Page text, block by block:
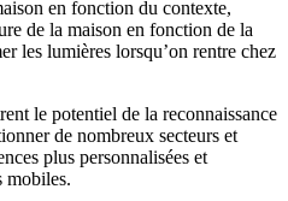
en fonction du contexte,
de la maison en fonction de la
les lumières lorsqu’on rentre chez
le potentiel de la reconnaissance
de nombreux secteurs et
plus personnalisées et
mobiles.